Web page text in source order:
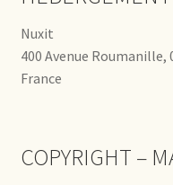
Nuxit
400 Avenue Roumanille,
France
COPYRIGHT –